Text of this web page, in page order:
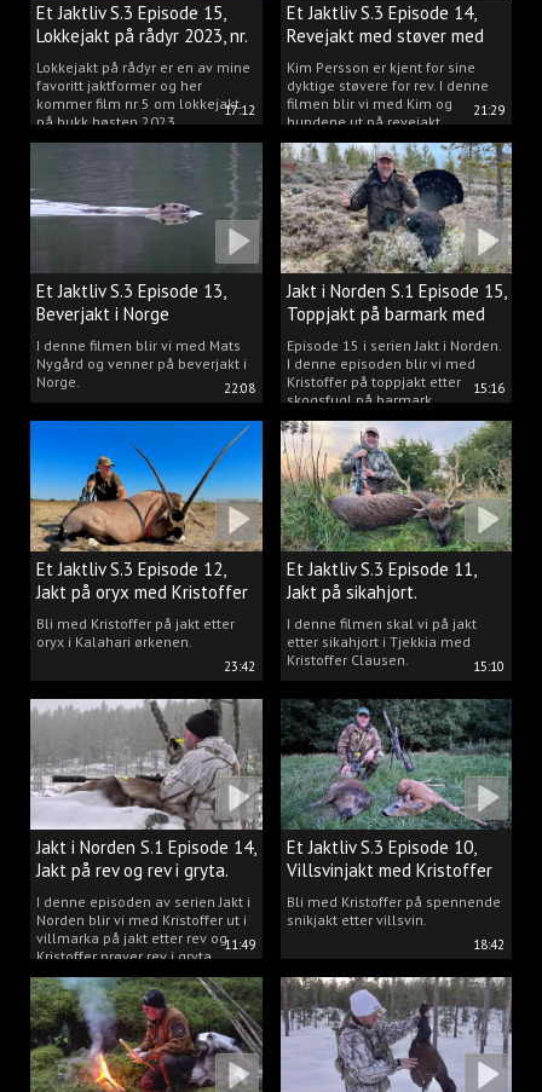
17:12
Et Jaktliv S.3 Episode 15,
Lokkejakt på rådyr 2023, nr.
5Lokkejakt på rådyr er en av mine
favoritt jaktformer og her
kommer film nr 5 om lokkejakt
på bukk høsten 2023.
21:29
Et Jaktliv S.3 Episode 14,
Revejakt med støver med
Kim Persson
Kim Persson er kjent for sine
dyktige støvere for rev. I denne
filmen blir vi med Kim og
hundene ut på revejakt.
22:08
Et Jaktliv S.3 Episode 13,
Beverjakt i Norge
I denne filmen blir vi med Mats
Nygård og venner på beverjakt i
Norge.
15:16
Jakt i Norden S.1 Episode 15,
Toppjakt på barmark med
Kristoffer Clausen
Episode 15 i serien Jakt i Norden.
I denne episoden blir vi med
Kristoffer på toppjakt etter
skogsfugl på barmark.
23:42
Et Jaktliv S.3 Episode 12,
Jakt på oryx med Kristoffer
Clausen
Bli med Kristoffer på jakt etter
oryx i Kalahari ørkenen.
15:10
Et Jaktliv S.3 Episode 11,
Jakt på sikahjort.
I denne filmen skal vi på jakt
etter sikahjort i Tjekkia med
Kristoffer Clausen.
11:49
Jakt i Norden S.1 Episode 14,
Jakt på rev og rev i gryta.
I denne episoden av serien Jakt i
Norden blir vi med Kristoffer ut i
villmarka på jakt etter rev og
Kristoffer prøver rev i gryta.
18:42
Et Jaktliv S.3 Episode 10,
Villsvinjakt med Kristoffer
Bli med Kristoffer på spennende
snikjakt etter villsvin.